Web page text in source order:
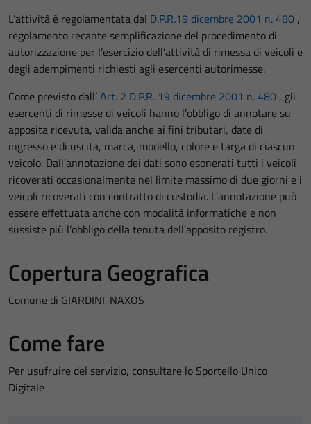
L’attività è regolamentata dal D.P.R.19 dicembre 2001 n. 480 ,
regolamento recante semplificazione del procedimento di
autorizzazione per l’esercizio dell’attività di rimessa di veicoli e
degli adempimenti richiesti agli esercenti autorimesse.
Come previsto dall’Art. 2 D.P.R. 19 dicembre 2001 n. 480 , gli
esercenti di rimesse di veicoli hanno l’obbligo di annotare su
apposita ricevuta, valida anche ai fini tributari, date di
ingresso e di uscita, marca, modello, colore e targa di ciascun
veicolo. Dall’annotazione dei dati sono esonerati tutti i veicoli
ricoverati occasionalmente nel limite massimo di due giorni e i
veicoli ricoverati con contratto di custodia. L’annotazione può
essere effettuata anche con modalità informatiche e non
sussiste più l’obbligo della tenuta dell’apposito registro.
Copertura Geografica
Comune di GIARDINI-NAXOS
Come fare
Per usufruire del servizio, consultare lo Sportello Unico
Digitale